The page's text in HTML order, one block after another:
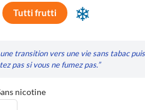
Tutti frutti ❄
transition vers une vie sans tabac
pas si vous ne fumez pas.”
nicotine